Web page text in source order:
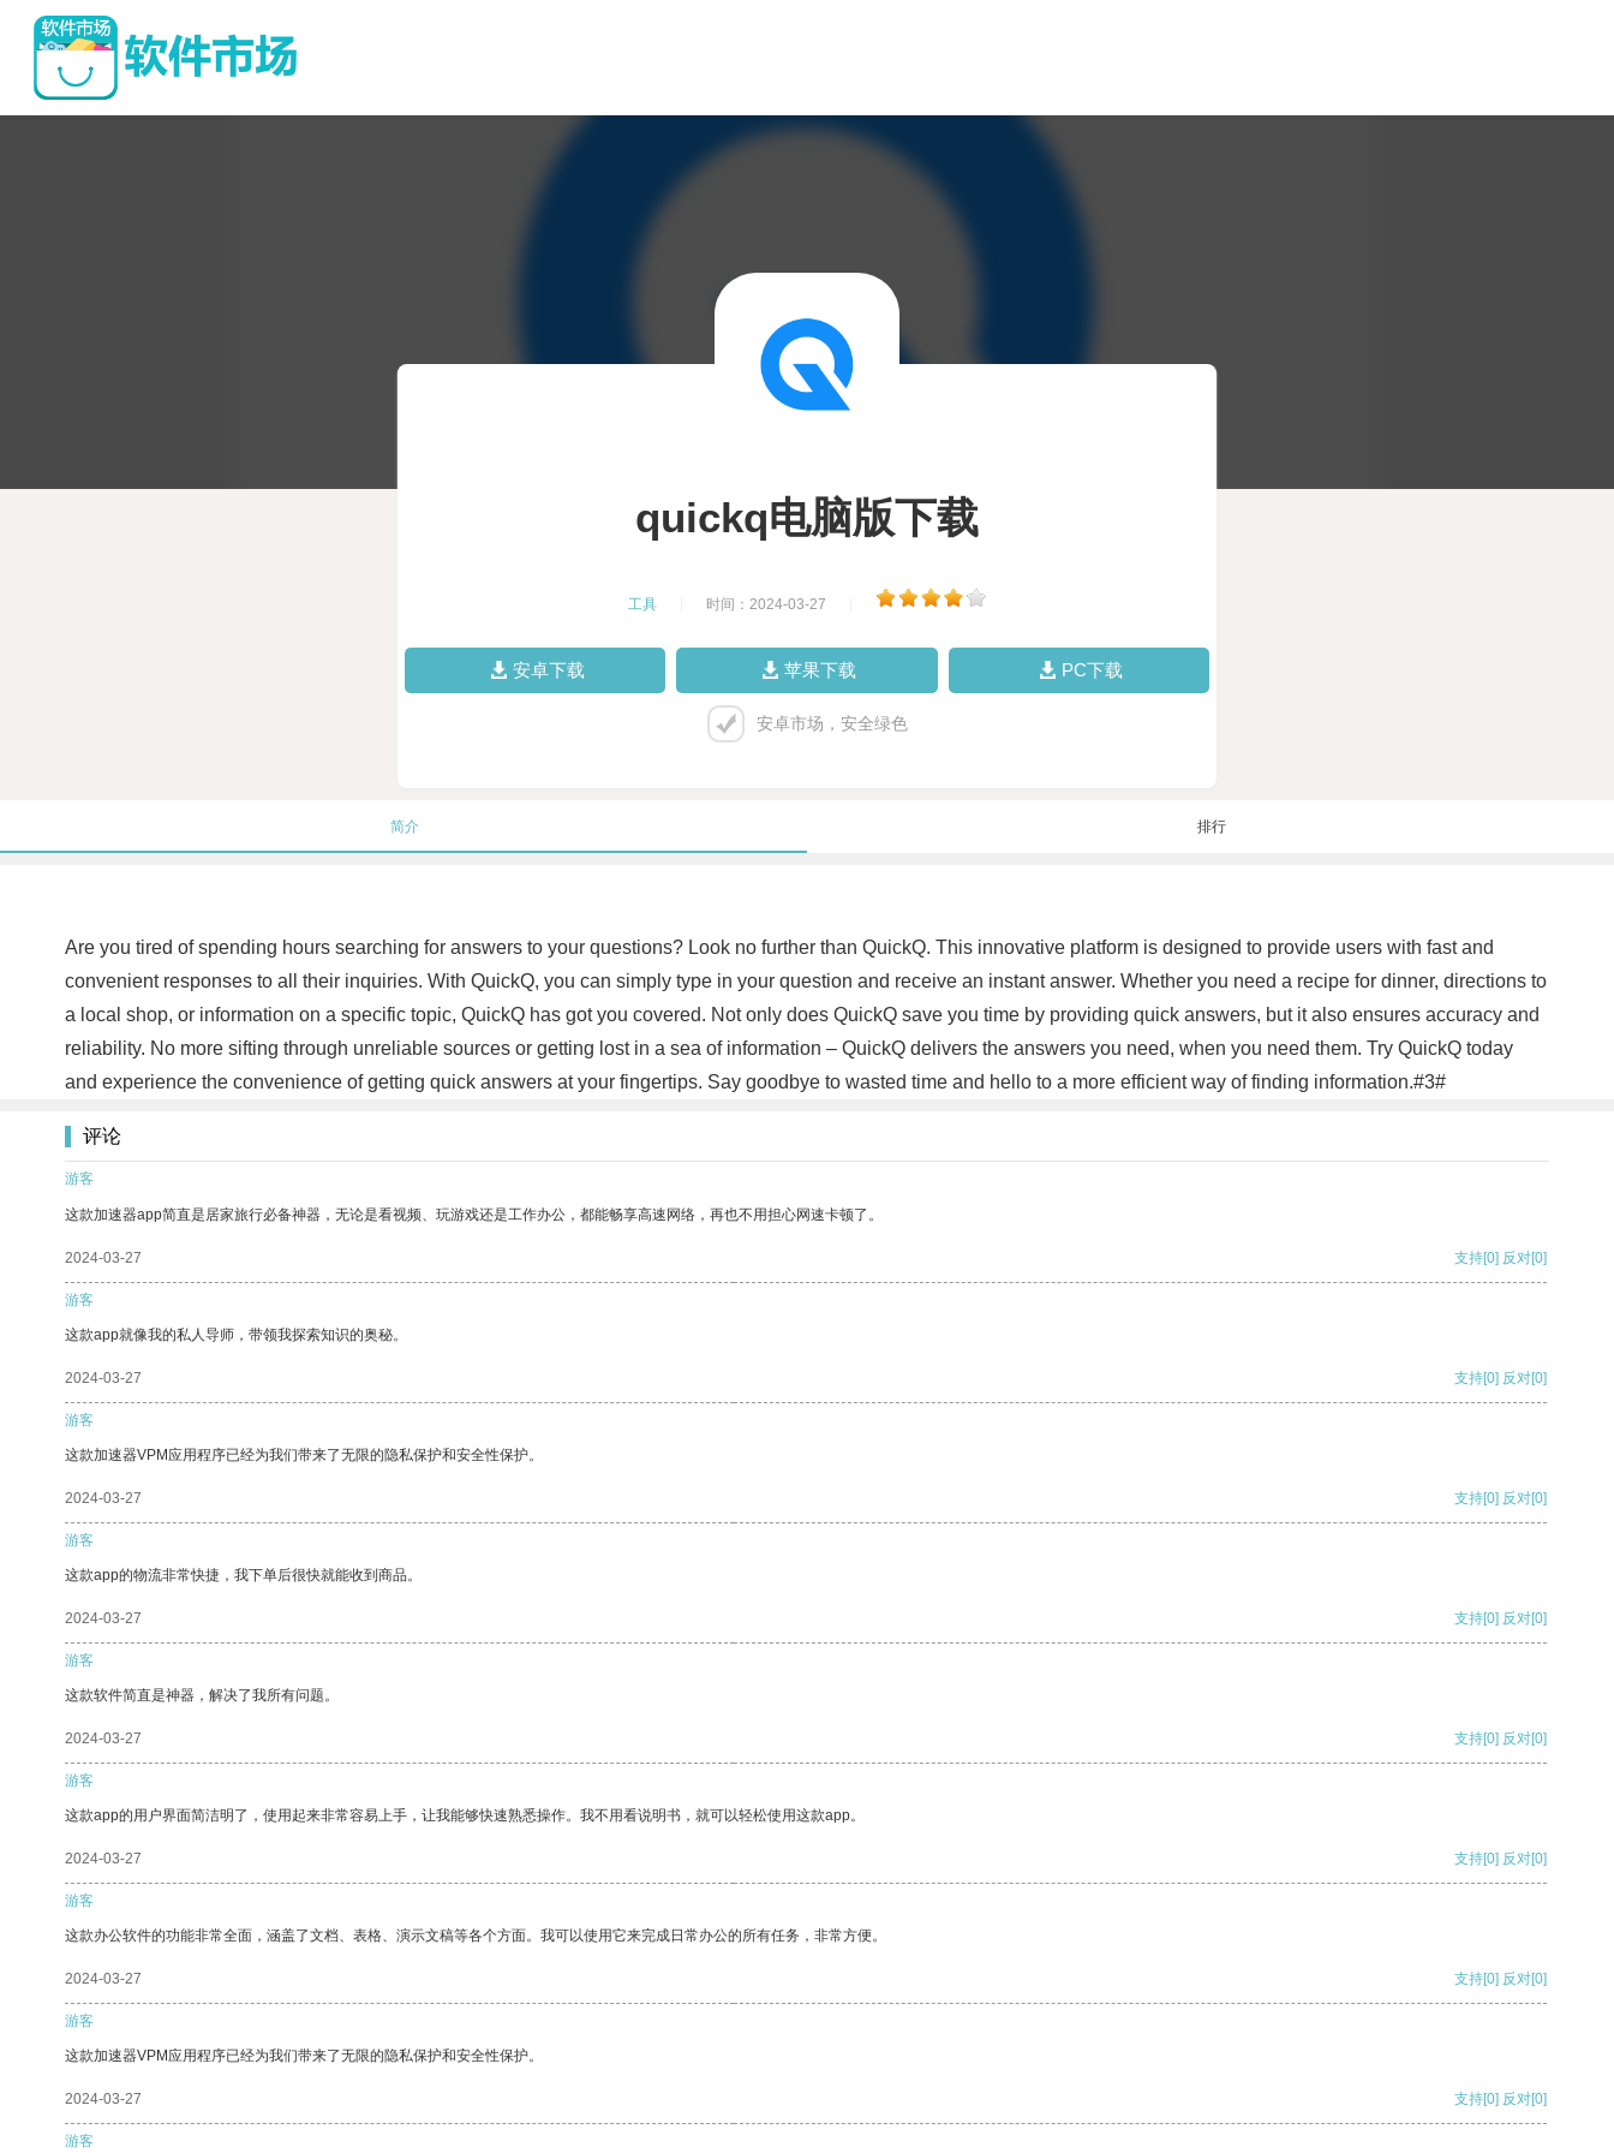
quickq电脑版下载
工具 时间：2024-03-27
安卓下载 苹果下载 PC下载
安卓市场，安全绿色
简介 排行
Are you tired of spending hours searching for answers to your questions? Look no further than QuickQ. This innovative platform is designed to provide users with fast and
convenient responses to all their inquiries. With QuickQ, you can simply type in your question and receive an instant answer. Whether you need a recipe for dinner, directions to
a local shop, or information on a specific topic, QuickQ has got you covered. Not only does QuickQ save you time by providing quick answers, but it also ensures accuracy and
reliability. No more sifting through unreliable sources or getting lost in a sea of information – QuickQ delivers the answers you need, when you need them. Try QuickQ today
and experience the convenience of getting quick answers at your fingertips. Say goodbye to wasted time and hello to a more efficient way of finding information.#3#
评论
游客
这款加速器app简直是居家旅行必备神器，无论是看视频、玩游戏还是工作办公，都能畅享高速网络，再也不用担心网速卡顿了。
2024-03-27 支持[0] 反对[0]
游客
这款app就像我的私人导师，带领我探索知识的奥秘。
2024-03-27 支持[0] 反对[0]
游客
这款加速器VPM应用程序已经为我们带来了无限的隐私保护和安全性保护。
2024-03-27 支持[0] 反对[0]
游客
这款app的物流非常快捷，我下单后很快就能收到商品。
2024-03-27 支持[0] 反对[0]
游客
这款软件简直是神器，解决了我所有问题。
2024-03-27 支持[0] 反对[0]
游客
这款app的用户界面简洁明了，使用起来非常容易上手，让我能够快速熟悉操作。我不用看说明书，就可以轻松使用这款app。
2024-03-27 支持[0] 反对[0]
游客
这款办公软件的功能非常全面，涵盖了文档、表格、演示文稿等各个方面。我可以使用它来完成日常办公的所有任务，非常方便。
2024-03-27 支持[0] 反对[0]
游客
这款加速器VPM应用程序已经为我们带来了无限的隐私保护和安全性保护。
2024-03-27 支持[0] 反对[0]
游客